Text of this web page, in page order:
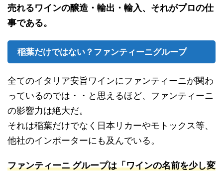
売れるワインの醸造・輸出・輸入、それがプロの仕
事である。
稲葉だけではない？ファンティーニグループ
全てのイタリア安旨ワインにファンティーニが関わ
っているのでは・・と思えるほど、ファンティーニ
の影響力は絶大だ。
それは稲葉だけでなく日本リカーやモトックス等、
他社のインポーターにも及んでいる。
ファンティーニ グループは「ワインの名前を少し変